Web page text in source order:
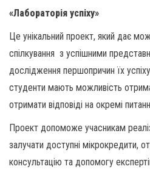
«Лабораторія успіху»
Це унікальний проект, який дає
спілкування з успішними
дослідження першопричин їх
студенти мають можливість
отримати відповіді на окремі
Проект допоможе учасникам
залучати доступні мікрокредити,
консультацію та допомогу